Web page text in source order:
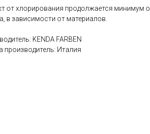
от хлорирования продолжается минимум
в зависимости от материалов.
KENDA FARBEN
производитель: Италия